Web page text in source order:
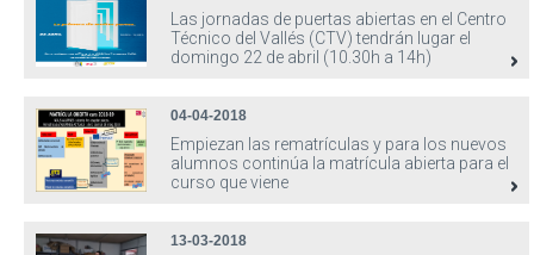
Las jornadas de puertas abiertas en el Centro
Técnico del Vallés (CTV) tendrán lugar el
domingo 22 de abril (10.30h a 14h)
04-04-2018
Empiezan las rematrículas y para los nuevos
alumnos continúa la matrícula abierta para el
curso que viene
13-03-2018